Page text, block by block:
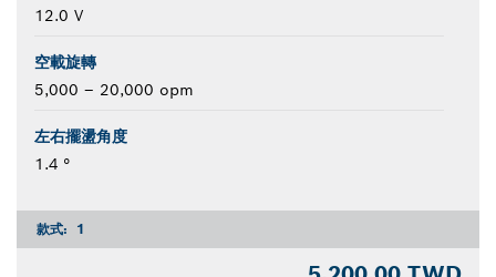
12.0 V
空載旋轉
5,000 – 20,000 opm
左右擺盪角度
1.4 °
款式: 1